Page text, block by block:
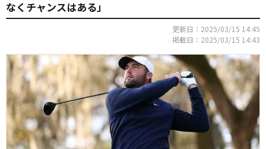
なくチャンスはある」
更新日：2025/03/15 14:45
掲載日：2025/03/15 14:43